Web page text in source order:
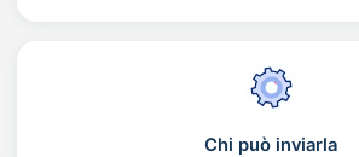
Chi può inviarla